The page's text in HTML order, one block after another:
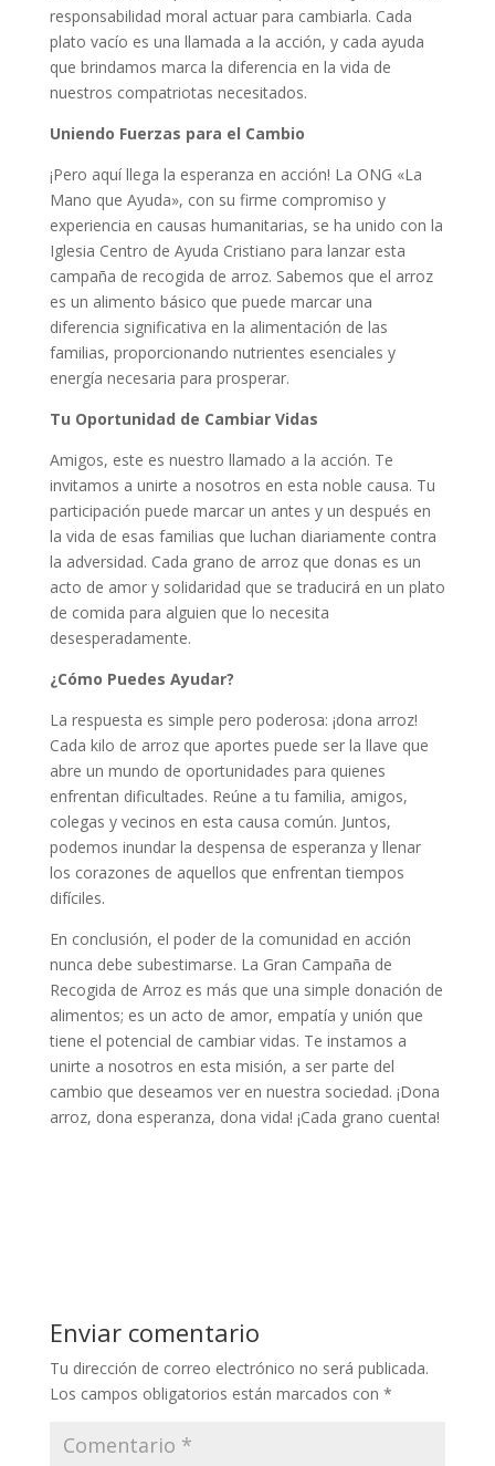
responsabilidad moral actuar para cambiarla. Cada
plato vacío es una llamada a la acción, y cada ayuda
que brindamos marca la diferencia en la vida de
nuestros compatriotas necesitados.
Uniendo Fuerzas para el Cambio
¡Pero aquí llega la esperanza en acción! La ONG «La
Mano que Ayuda», con su firme compromiso y
experiencia en causas humanitarias, se ha unido con la
Iglesia Centro de Ayuda Cristiano para lanzar esta
campaña de recogida de arroz. Sabemos que el arroz
es un alimento básico que puede marcar una
diferencia significativa en la alimentación de las
familias, proporcionando nutrientes esenciales y
energía necesaria para prosperar.
Tu Oportunidad de Cambiar Vidas
Amigos, este es nuestro llamado a la acción. Te
invitamos a unirte a nosotros en esta noble causa. Tu
participación puede marcar un antes y un después en
la vida de esas familias que luchan diariamente contra
la adversidad. Cada grano de arroz que donas es un
acto de amor y solidaridad que se traducirá en un plato
de comida para alguien que lo necesita
desesperadamente.
¿Cómo Puedes Ayudar?
La respuesta es simple pero poderosa: ¡dona arroz!
Cada kilo de arroz que aportes puede ser la llave que
abre un mundo de oportunidades para quienes
enfrentan dificultades. Reúne a tu familia, amigos,
colegas y vecinos en esta causa común. Juntos,
podemos inundar la despensa de esperanza y llenar
los corazones de aquellos que enfrentan tiempos
difíciles.
En conclusión, el poder de la comunidad en acción
nunca debe subestimarse. La Gran Campaña de
Recogida de Arroz es más que una simple donación de
alimentos; es un acto de amor, empatía y unión que
tiene el potencial de cambiar vidas. Te instamos a
unirte a nosotros en esta misión, a ser parte del
cambio que deseamos ver en nuestra sociedad. ¡Dona
arroz, dona esperanza, dona vida! ¡Cada grano cuenta!
Enviar comentario
Tu dirección de correo electrónico no será publicada.
Los campos obligatorios están marcados con *